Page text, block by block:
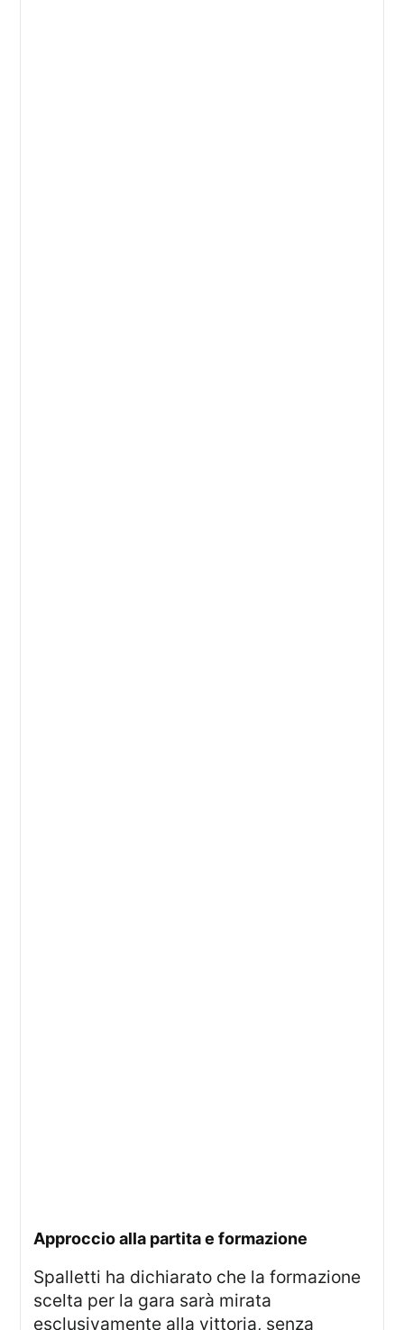
Approccio alla partita e formazione
Spalletti ha dichiarato che la formazione
scelta per la gara sarà mirata
esclusivamente alla vittoria, senza